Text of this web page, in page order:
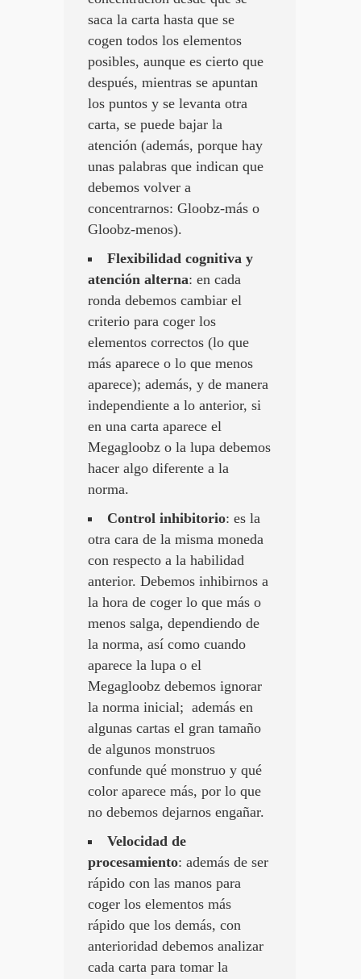
saca la carta hasta que se
cogen todos los elementos
posibles, aunque es cierto que
después, mientras se apuntan
los puntos y se levanta otra
carta, se puede bajar la
atención (además, porque hay
unas palabras que indican que
debemos volver a
concentrarnos: Gloobz-más o
Gloobz-menos).
Flexibilidad cognitiva y
atención alterna: en cada
ronda debemos cambiar el
criterio para coger los
elementos correctos (lo que
más aparece o lo que menos
aparece); además, y de manera
independiente a lo anterior, si
en una carta aparece el
Megagloobz o la lupa debemos
hacer algo diferente a la
norma.
Control inhibitorio: es la
otra cara de la misma moneda
con respecto a la habilidad
anterior. Debemos inhibirnos a
la hora de coger lo que más o
menos salga, dependiendo de
la norma, así como cuando
aparece la lupa o el
Megagloobz debemos ignorar
la norma inicial; además en
algunas cartas el gran tamaño
de algunos monstruos
confunde qué monstruo y qué
color aparece más, por lo que
no debemos dejarnos engañar.
Velocidad de
procesamiento: además de ser
rápido con las manos para
coger los elementos más
rápido que los demás, con
anterioridad debemos analizar
cada carta para tomar la